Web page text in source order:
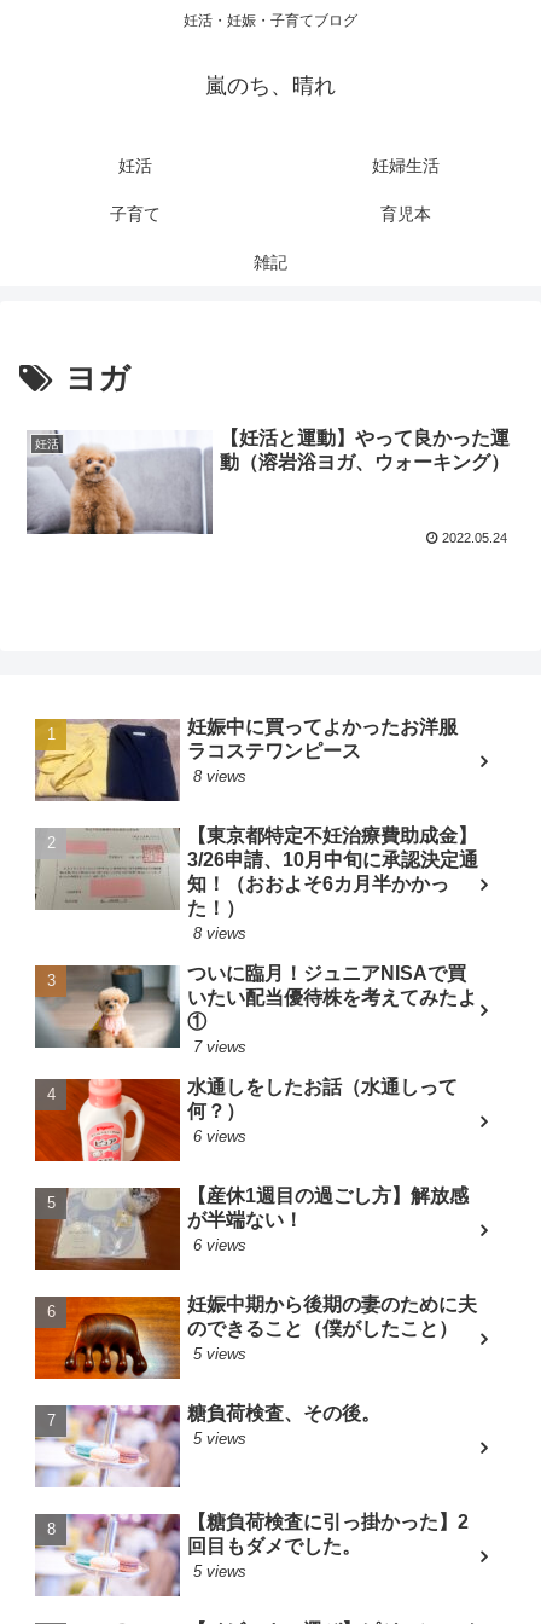
妊活・妊娠・子育てブログ
嵐のち、晴れ
妊活 妊婦生活
子育て 育児本
雑記
ヨガ
妊活
【妊活と運動】やって良かった運
動（溶岩浴ヨガ、ウォーキング）
2022.05.24
妊娠中に買ってよかったお洋服
ラコステワンピース
8 views
【東京都特定不妊治療費助成金】
3/26申請、10月中旬に承認決定通
知！（おおよそ6カ月半かかっ
た！）
8 views
ついに臨月！ジュニアNISAで買
いたい配当優待株を考えてみたよ
①
7 views
水通しをしたお話（水通しって
何？）
6 views
【産休1週目の過ごし方】解放感
が半端ない！
6 views
妊娠中期から後期の妻のために夫
のできること（僕がしたこと）
5 views
糖負荷検査、その後。
5 views
【糖負荷検査に引っ掛かった】2
回目もダメでした。
5 views